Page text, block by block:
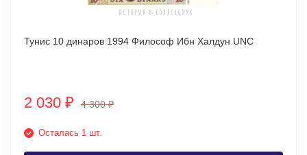
Тунис 10 динаров 1994 Философ Ибн Халдун UNC
2 030 ₽ 4 300₽
Осталась 1 шт.